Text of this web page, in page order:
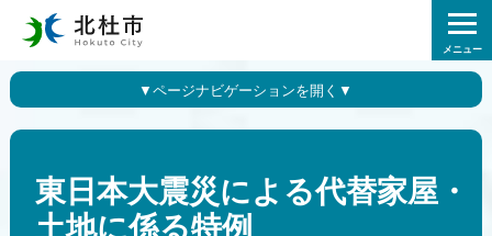
メニュー
東日本大震災による代替家屋・
土地に係る特例